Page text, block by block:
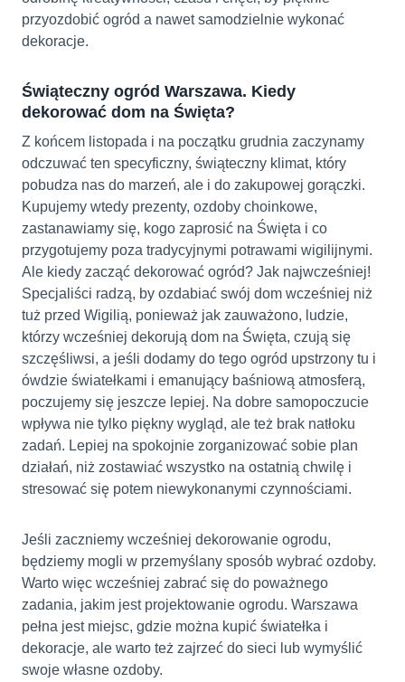
przyozdobić ogród a nawet samodzielnie wykonać
dekoracje.
Świąteczny ogród Warszawa. Kiedy
dekorować dom na Święta?
Z końcem listopada i na początku grudnia zaczynamy
odczuwać ten specyficzny, świąteczny klimat, który
pobudza nas do marzeń, ale i do zakupowej gorączki.
Kupujemy wtedy prezenty, ozdoby choinkowe,
zastanawiamy się, kogo zaprosić na Święta i co
przygotujemy poza tradycyjnymi potrawami wigilijnymi.
Ale kiedy zacząć dekorować ogród? Jak najwcześniej!
Specjaliści radzą, by ozdabiać swój dom wcześniej niż
tuż przed Wigilią, ponieważ jak zauważono, ludzie,
którzy wcześniej dekorują dom na Święta, czują się
szczęśliwsi, a jeśli dodamy do tego ogród upstrzony tu i
ówdzie światełkami i emanujący baśniową atmosferą,
poczujemy się jeszcze lepiej. Na dobre samopoczucie
wpływa nie tylko piękny wygląd, ale też brak natłoku
zadań. Lepiej na spokojnie zorganizować sobie plan
działań, niż zostawiać wszystko na ostatnią chwilę i
stresować się potem niewykonanymi czynnościami.
Jeśli zaczniemy wcześniej dekorowanie ogrodu,
będziemy mogli w przemyślany sposób wybrać ozdoby.
Warto więc wcześniej zabrać się do poważnego
zadania, jakim jest projektowanie ogrodu. Warszawa
pełna jest miejsc, gdzie można kupić światełka i
dekoracje, ale warto też zajrzeć do sieci lub wymyślić
swoje własne ozdoby.